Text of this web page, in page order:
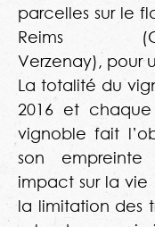
parcelles sur le
Reims
Verzenay), pour
La totalité du
2016 et
vignoble fait
son empreinte
impact sur la vie
la limitation des